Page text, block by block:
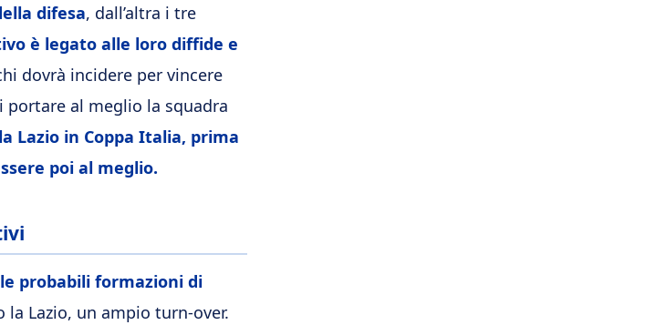
difesa, dall’altra i tre
è legato alle loro diffide e
dovrà incidere per vincere
portare al meglio la squadra
Lazio in Coppa Italia, prima
poi al meglio.
probabili formazioni di
Lazio, un ampio turn-over.